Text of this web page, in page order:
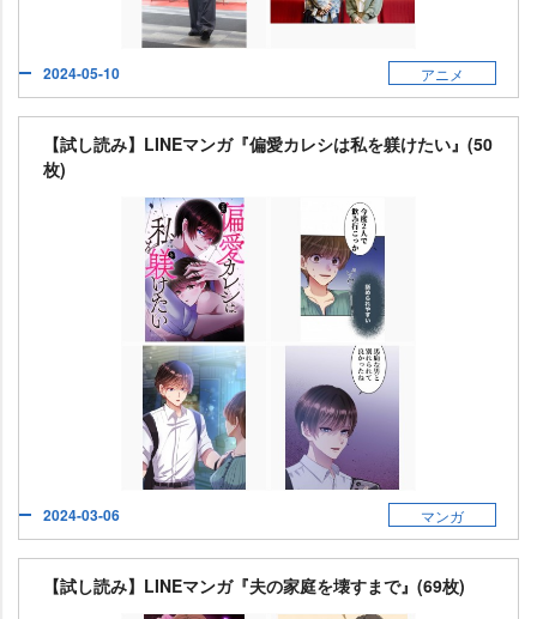
2024-05-10 アニメ
【試し読み】LINEマンガ『偏愛カレシは私を躾けたい』(50
枚)
2024-03-06 マンガ
【試し読み】LINEマンガ『夫の家庭を壊すまで』(69枚)